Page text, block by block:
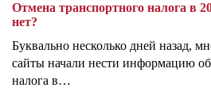
Отмена транспортного налога в
нет?
Буквально несколько дней назад,
сайты начали нести информацию
налога в…